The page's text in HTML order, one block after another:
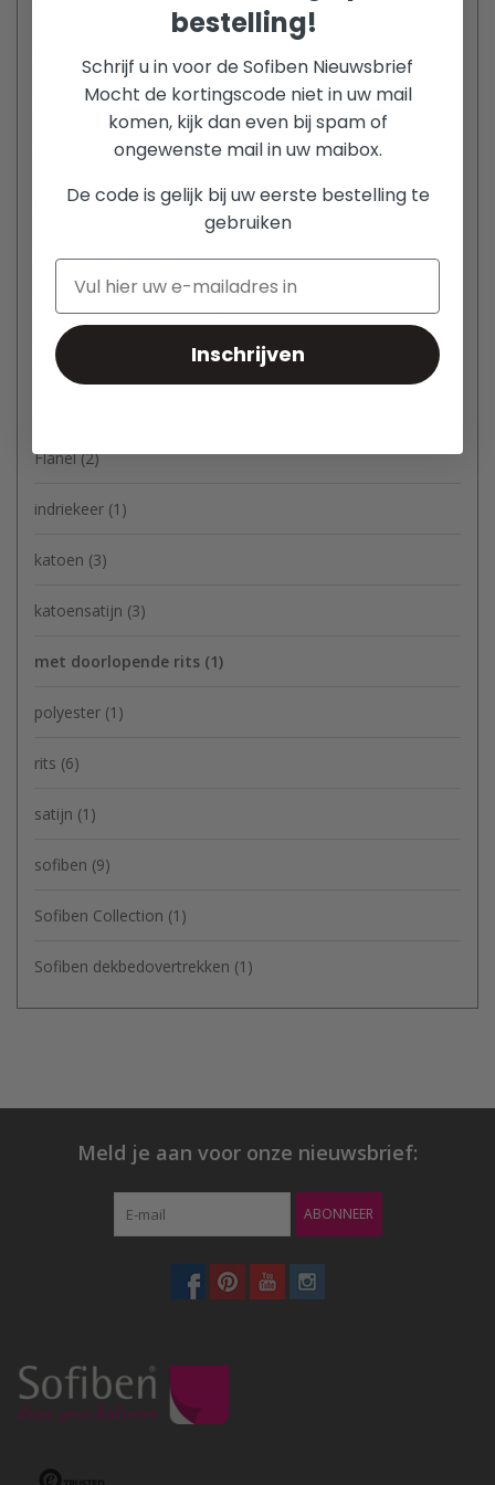
dekbed(1)
dekbedovertrek(3)
dekbedovertrekken(3)
doorlopende rits(2)
Doorlopende rits over 3 zijden
Easy Care
Flanel(2)
indriekeer (1)
katoen (3)
katoensatijn (3)
met doorlopende rits (1)
polyester (1)
rits (6)
satijn (1)
sofiben (9)
Sofiben Collection (1)
Sofiben dekbedovertrekken (1)
Meld je aan voor onze nieuwsbrief:
ABONNEER
bestelling!
Schrijf u in voor de Sofiben Nieuwsbrief
Mocht de kortingscode niet in uw mail
komen, kijk dan even bij spam of
ongewenste mail in uw maibox.
De code is gelijk bij uw eerste bestelling te
gebruiken
Inschrijven